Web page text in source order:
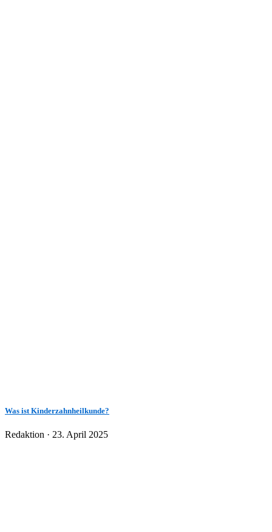
Was ist Kinderzahnheilkunde?
Redaktion · Veröffentlicht
23. April 2025